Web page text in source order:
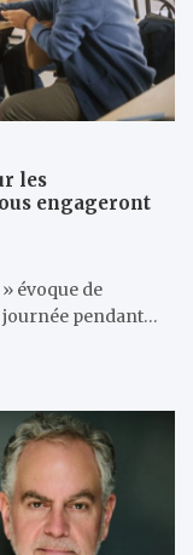
les
engageront
évoque de
journée pendant…